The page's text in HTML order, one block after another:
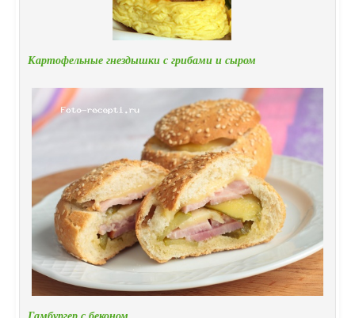
Картофельные гнездышки с грибами и сыром